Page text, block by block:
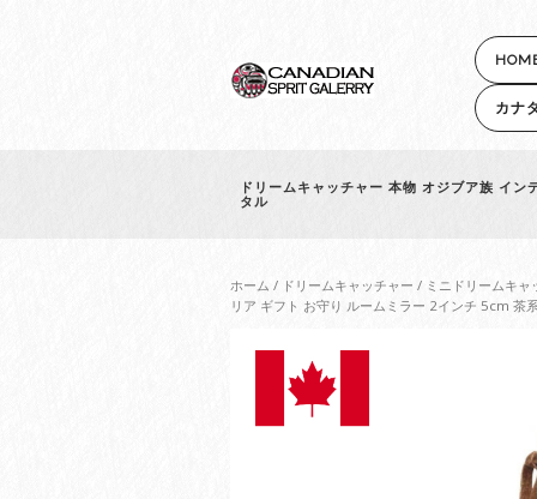
カナ
ドリームキャッチャー 本物 オジブア族 イ
タル
ホーム / ドリームキャッチャー / ミニドリームキ
リア ギフト お守り ルームミラー 2インチ 5cm 茶